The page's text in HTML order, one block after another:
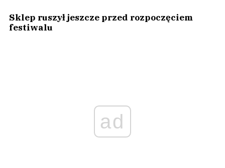
Sklep ruszył jeszcze przed rozpoczęciem
festiwalu
ad